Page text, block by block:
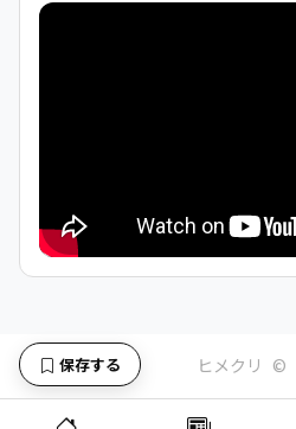
ヒメクリ ©
保存する